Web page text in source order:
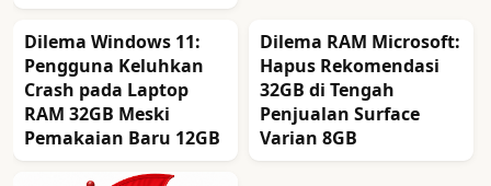
Dilema Windows 11:
Pengguna Keluhkan
Crash pada Laptop
RAM 32GB Meski
Pemakaian Baru 12GB
Dilema RAM Microsoft:
Hapus Rekomendasi
32GB di Tengah
Penjualan Surface
Varian 8GB